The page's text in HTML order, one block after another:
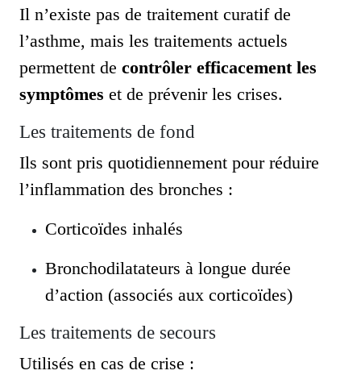
Il n’existe pas de traitement curatif de
l’asthme, mais les traitements actuels
permettent de contrôler efficacement les
symptômes et de prévenir les crises.
Les traitements de fond
Ils sont pris quotidiennement pour réduire
l’inflammation des bronches :
Corticoïdes inhalés
Bronchodilatateurs à longue durée
d’action (associés aux corticoïdes)
Les traitements de secours
Utilisés en cas de crise :